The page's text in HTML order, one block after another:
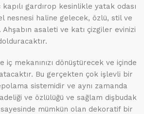
gardırop kesinlikle yatak odası
nesnesi haline gelecek, özlü, stil ve
asaleti ve katı çizgiler evinizi
iç mekanınızı dönüştürecek ve içinde
Bu gerçekten çok işlevli bir
sistemidir ve aynı zamanda
ve özlülüğü ve sağlam dişbudak
sayesinde mümkün olan dekoratif bir